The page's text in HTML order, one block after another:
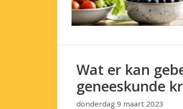
Wat er kan
geneeskunde
donderdag 9 maart 2023